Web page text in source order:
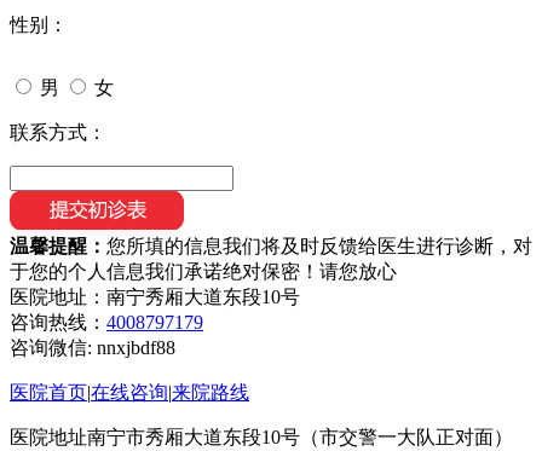
性别：
男 女
联系方式：
温馨提醒： 您所填的信息我们将及时反馈给医生进行诊断，对
于您的个人信息我们承诺绝对保密！请您放心
医院地址：南宁秀厢大道东段10号
咨询热线： 4008797179
咨询微信: nnxjbdf88
医院首页|在线咨询|来院路线
医院地址南宁市秀厢大道东段10号（市交警一大队正对面）